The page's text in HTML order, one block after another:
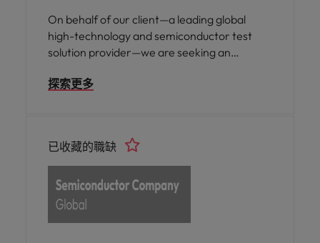
On behalf of our client—a leading global
high-technology and semiconductor test
solution provider—we are seeking an
Developer & Technical Solution Lead to join
探索更多
已收藏的職缺